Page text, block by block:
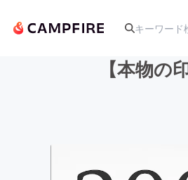
アート・
【本物